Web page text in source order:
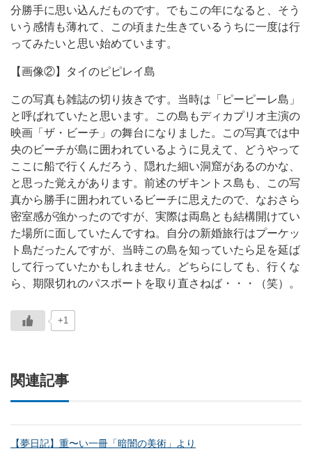
分勝手に思い込んだものです。でもこの年になると、そう
いう感情も薄れて、この頃また生きているうちに一度は行
ってみたいと思い始めています。
【画像②】タイのピピレイ島
この写真も雑誌の切り抜きです。当時は「ピーピーレ島」
と呼ばれていたと思います。この島もディカプリオ主演の
映画「ザ・ビーチ」の舞台になりました。この写真では中
央のビーチが島に囲われているように見えて、どうやって
ここに船で行くんだろう、隠れた細い洞窟があるのかな、
と思った覚えがあります。前述のザキントス島も、この写
真から勝手に囲われているビーチに思えたので、なおさら
密室感が強かったのですが、実際は両島とも結構開けてい
た場所に面していたんですね。自分の新婚旅行はプーケッ
ト島だったんですが、当時この島を知っていたら足を延ば
して行っていたかもしれません。どちらにしても、行くな
ら、期限切れのパスポートを取り直さねば・・・（笑）。
+1
関連記事
【夢日記】重〜い一冊「暗闇の美術」より